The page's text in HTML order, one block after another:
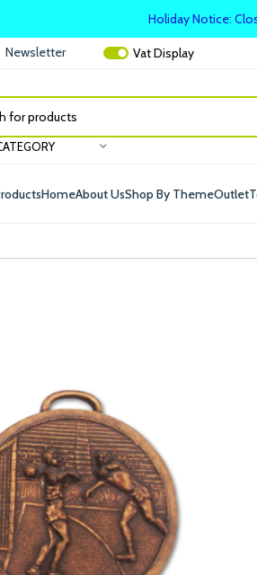
Newsletter VatDisplay
HomeAbout UsShop By ThemeOutlet
Holiday Notice: